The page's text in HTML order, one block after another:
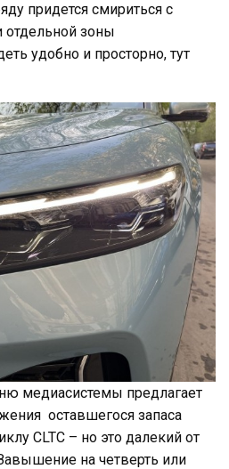
придется смириться с
отдельной зоны
удобно и просторно, тут
медиасистемы предлагает
оставшегося запаса
CLTC – но это далекий от
на четверть или